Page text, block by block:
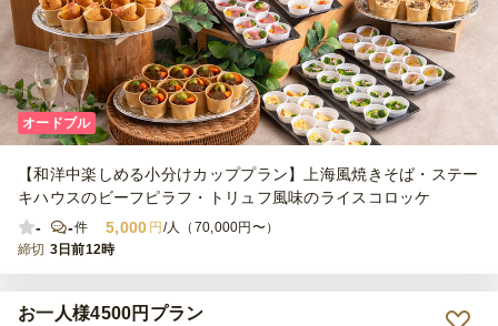
オードブル
【和洋中楽しめる小分けカッププラン】上海風焼きそば・ステー
キハウスのビーフピラフ・トリュフ風味のライスコロッケ
-
-件 5,000 円/人（70,000円〜）
締切 3日前12時
お一人様4500円プラン